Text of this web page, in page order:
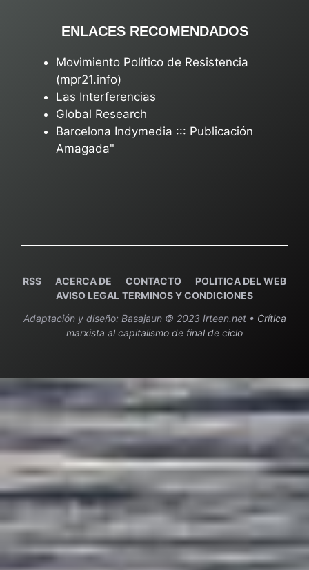
ENLACES RECOMENDADOS
Movimiento Político de Resistencia
(mpr21.info)
Las Interferencias
Global Research
Barcelona Indymedia ::: Publicación
Amagada"
RSS ACERCA DE CONTACTO
POLITICA DEL WEB
AVISO LEGAL TERMINOS Y CONDICIONES
Adaptación y diseño: Basajaun © 2023 Irteen.net • Crítica
marxista al capitalismo de final de ciclo